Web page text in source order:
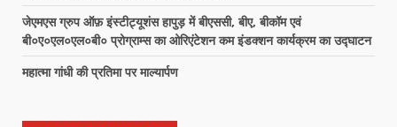
जेएमएस ग्रुप ऑफ़ इंस्टीट्यूशंस हापुड़ में बीएससी, बीए, बीकॉम एवं
बी०ए०एल०एल०बी० प्रोग्राम्स का ओरिएंटेशन कम इंडक्शन कार्यक्रम का उद्घाटन
महात्मा गांधी की प्रतिमा पर माल्यार्पण